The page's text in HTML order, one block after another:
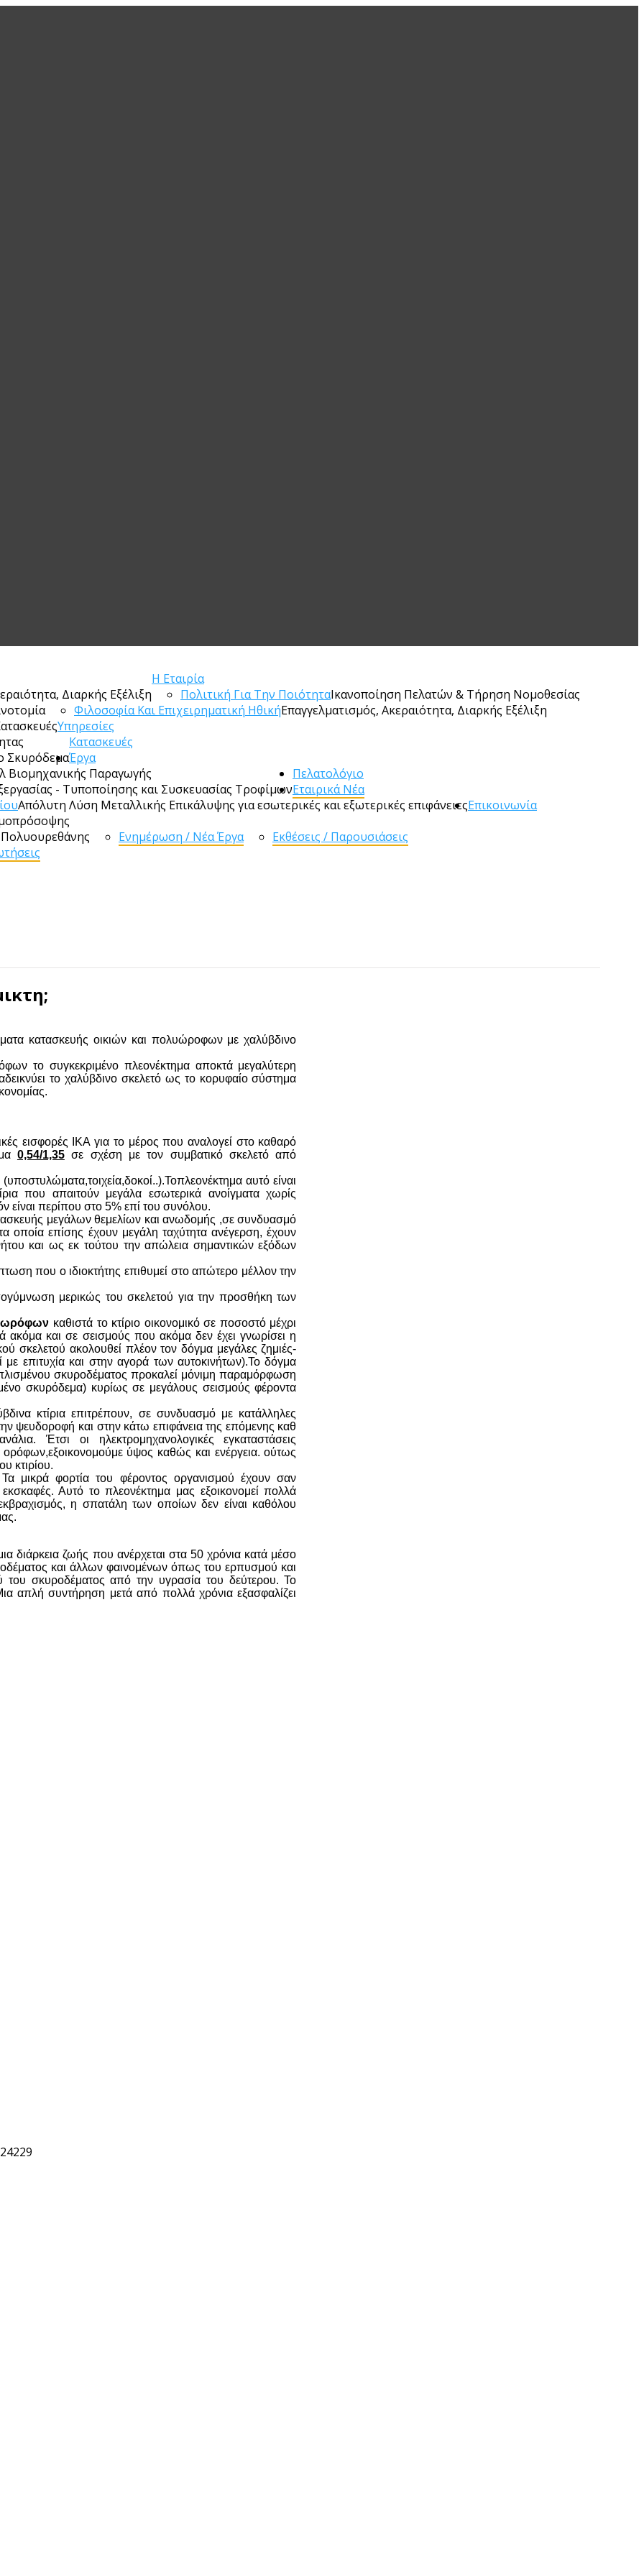
Η Εταιρία
Διαρκής Εξέλιξη
Πολιτική Για Την ΠοιότηταΙκανοποίηση Πελατών & Τήρηση Νομοθεσίας
Φιλοσοφία Και Επιχειρηματική ΗθικήΕπαγγελματισμός, Ακεραιότητα, Διαρκής Εξέλιξη
Υπηρεσίες
Κατασκευές
Σκυρόδεμα
Βιομηχανικής Παραγωγής
- Τυποποίησης και Συσκευασίας Τροφίμων
Απόλυτη Λύση Μεταλλικής Επικάλυψης για εσωτερικές και εξωτερικές επιφάνειες
Έργα
Πελατολόγιο
Εταιρικά Νέα
Ενημέρωση / Νέα Έργα
Εκθέσεις / Παρουσιάσεις
Επικοινωνία
κατασκευής οικιών και πολυώροφων με χαλύβδινο
το συγκεκριμένο πλεονέκτημα αποκτά μεγαλύτερη
το χαλύβδινο σκελετό ως το κορυφαίο σύστημα
εισφορές ΙΚΑ για το μέρος που αναλογεί στο καθαρό
0,54/1,35σε σχέση με τον συμβατικό σκελετό από
(υποστυλώματα,τοιχεία,δοκοί..).Τοπλεονέκτημα αυτό είναι
που απαιτούν μεγάλα εσωτερικά ανοίγματα χωρίς
είναι περίπου στο 5% επί του συνόλου.
μεγάλων θεμελίων και ανωδομής ,σε συνδυασμό
οποία επίσης έχουν μεγάλη ταχύτητα ανέγερση, έχουν
και ως εκ τούτου την απώλεια σημαντικών εξόδων
που ο ιδιοκτήτης επιθυμεί στο απώτερο μέλλον την
μερικώς του σκελετού για την προσθήκη των
καθιστά το κτίριο οικονομικό σε ποσοστό μέχρι
ακόμα και σε σεισμούς που ακόμα δεν έχει γνωρίσει η
σκελετού ακολουθεί πλέον τον δόγμα μεγάλες ζημιές-
επιτυχία και στην αγορά των αυτοκινήτων).Το δόγμα
σκυροδέματος προκαλεί μόνιμη παραμόρφωση
σκυρόδεμα) κυρίως σε μεγάλους σεισμούς φέροντα
κτίρια επιτρέπουν, σε συνδυασμό με κατάλληλες
ψευδοροφή και στην κάτω επιφάνεια της επόμενης καθ
Έτσι οι ηλεκτρομηχανολογικές εγκαταστάσεις
ύψος καθώς και ενέργεια. ούτως
κτιρίου.
μικρά φορτία του φέροντος οργανισμού έχουν σαν
Αυτό το πλεονέκτημα μας εξοικονομεί πολλά
η σπατάλη των οποίων δεν είναι καθόλου
διάρκεια ζωής που ανέρχεται στα 50 χρόνια κατά μέσο
και άλλων φαινομένων όπως του ερπυσμού και
σκυροδέματος από την υγρασία του δεύτερου. Το
απλή συντήρηση μετά από πολλά χρόνια εξασφαλίζει